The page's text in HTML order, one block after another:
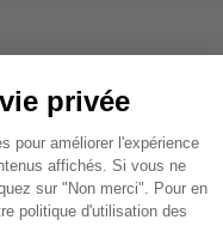
des
à une